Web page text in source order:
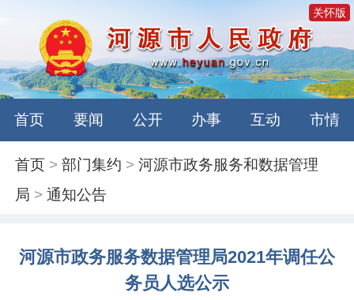
关怀版
首页 要闻 公开 办事 互动 市情
首页 >部门集约 >河源市政务服务和数据管理
局 >通知公告
河源市政务服务数据管理局2021年调任公
务员人选公示